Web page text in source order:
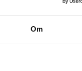
Om